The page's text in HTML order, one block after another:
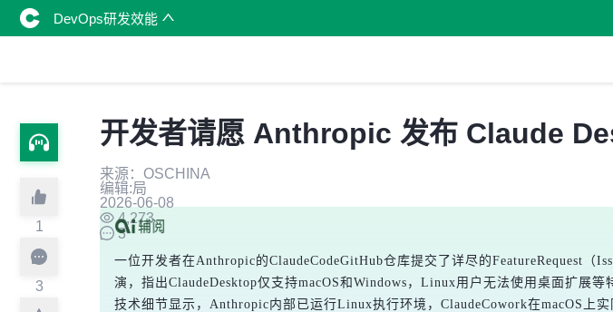
DevOps研发效能
1
3
开发者请愿 Anthropic 发布 Claude
来源：OSCHINA
编辑:局
2026-06-08
4,273
3
一位开发者在Anthropic的ClaudeCodeGitHub仓库提交了详尽的FeatureRequest（
演，指出ClaudeDesktop仅支持macOS和Windows，Linux用户无法使用桌面扩展
技术细节显示，Anthropic内部已运行Linux执行环境，ClaudeCowork在macOS上